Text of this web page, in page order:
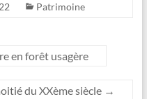
Patrimoine
en forêt usagère
du XXème siècle →